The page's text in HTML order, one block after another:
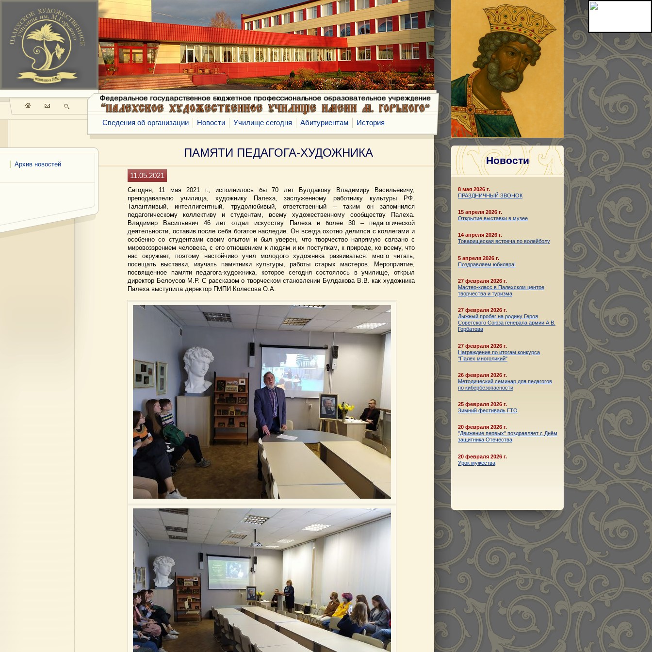
Архив новостей
Сведения об организации Новости Училище сегодня Абитуриентам История
ПАМЯТИ ПЕДАГОГА-ХУДОЖНИКА
11.05.2021
Сегодня, 11 мая 2021 г., исполнилось бы 70 лет Булдакову Владимиру Васильевичу,
преподавателю училища, художнику Палеха, заслуженному работнику культуры РФ.
Талантливый, интеллигентный, трудолюбивый, ответственный – таким он запомнился
педагогическому коллективу и студентам, всему художественному сообществу Палеха.
Владимир Васильевич 46 лет отдал искусству Палеха и более 30 – педагогической
деятельности, оставив после себя богатое наследие. Он всегда охотно делился с коллегами и
особенно со студентами своим опытом и был уверен, что творчество напрямую связано с
мировоззрением человека, с его отношением к людям и их поступкам, к природе, ко всему, что
нас окружает, поэтому настойчиво учил молодого художника развиваться: много читать,
посещать выставки, изучать памятники культуры, работы старых мастеров. Мероприятие,
посвященное памяти педагога-художника, которое сегодня состоялось в училище, открыл
директор Белоусов М.Р. С рассказом о творческом становлении Булдакова В.В. как художника
Палеха выступила директор ГМПИ Колесова О.А.
Новости